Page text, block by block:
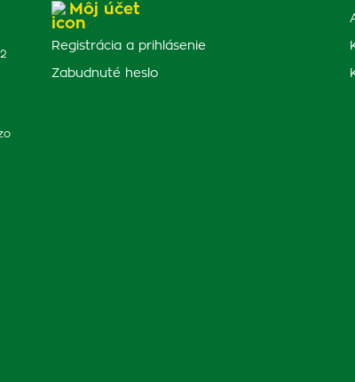
Môj účet
Registrácia a prihlásenie
Zabudnuté heslo